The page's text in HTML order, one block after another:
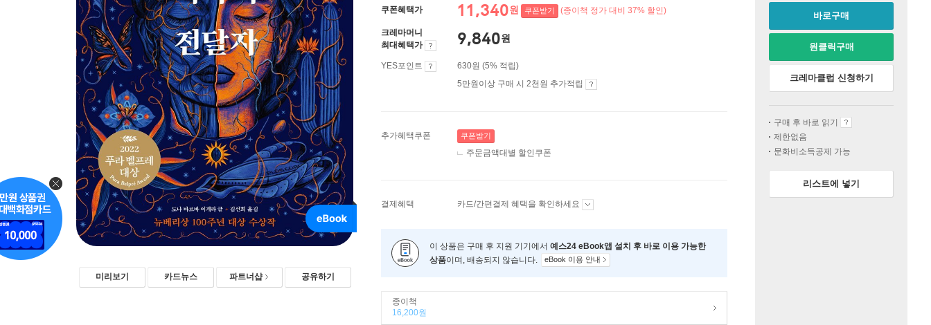
미리보기 카드뉴스 파트너샵 공유하기
쿠폰혜택가 11,340원 쿠폰받기 (종이책 정가 대비 37% 할인)
크레마머니
최대혜택가
9,840원
YES포인트
630원 (5% 적립)
5만원이상 구매 시 2천원 추가적립
추가혜택쿠폰 쿠폰받기
주문금액대별 할인쿠폰
결제혜택 카드/간편결제 혜택을 확인하세요
이 상품은 구매 후 지원 기기에서 예스24 eBook앱 설치 후 바로 이용 가능한
상품이며, 배송되지 않습니다. eBook 이용 안내
종이책
16,200원
바로구매
원클릭구매
크레마클럽 신청하기
구매 후 바로 읽기
제한없음
문화비소득공제 가능
리스트에 넣기